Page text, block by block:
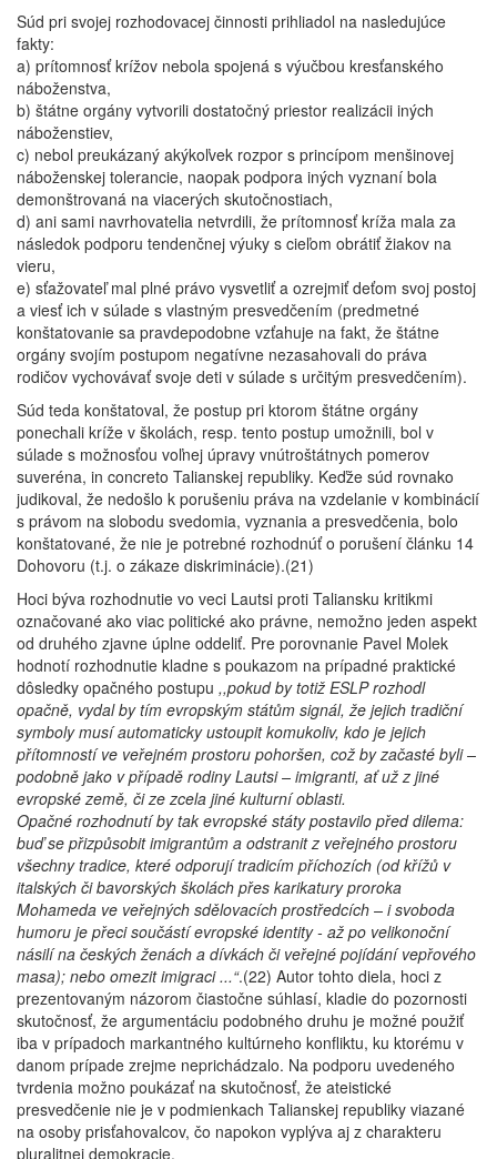
Súd pri svojej rozhodovacej činnosti prihliadol na nasledujúce
fakty:
a) prítomnosť krížov nebola spojená s výučbou kresťanského
náboženstva,
b) štátne orgány vytvorili dostatočný priestor realizácii iných
náboženstiev,
c) nebol preukázaný akýkoľvek rozpor s princípom menšinovej
náboženskej tolerancie, naopak podpora iných vyznaní bola
demonštrovaná na viacerých skutočnostiach,
d) ani sami navrhovatelia netvrdili, že prítomnosť kríža mala za
následok podporu tendenčnej výuky s cieľom obrátiť žiakov na
vieru,
e) sťažovateľ mal plné právo vysvetliť a ozrejmiť deťom svoj postoj
a viesť ich v súlade s vlastným presvedčením (predmetné
konštatovanie sa pravdepodobne vzťahuje na fakt, že štátne
orgány svojím postupom negatívne nezasahovali do práva
rodičov vychovávať svoje deti v súlade s určitým presvedčením).
Súd teda konštatoval, že postup pri ktorom štátne orgány
ponechali kríže v školách, resp. tento postup umožnili, bol v
súlade s možnosťou voľnej úpravy vnútroštátnych pomerov
suveréna, in concreto Talianskej republiky. Keďže súd rovnako
judikoval, že nedošlo k porušeniu práva na vzdelanie v kombinácií
s právom na slobodu svedomia, vyznania a presvedčenia, bolo
konštatované, že nie je potrebné rozhodnúť o porušení článku 14
Dohovoru (t.j. o zákaze diskriminácie).(21)
Hoci býva rozhodnutie vo veci Lautsi proti Taliansku kritikmi
označované ako viac politické ako právne, nemožno jeden aspekt
od druhého zjavne úplne oddeliť. Pre porovnanie Pavel Molek
hodnotí rozhodnutie kladne s poukazom na prípadné praktické
dôsledky opačného postupu ,,pokud by totiž ESLP rozhodl
opačně, vydal by tím evropským státům signál, že jejich tradiční
symboly musí automaticky ustoupit komukoliv, kdo je jejich
přítomností ve veřejném prostoru pohoršen, což by začasté byli –
podobně jako v případě rodiny Lautsi – imigranti, ať už z jiné
evropské země, či ze zcela jiné kulturní oblasti.
Opačné rozhodnutí by tak evropské státy postavilo před dilema:
buď se přizpůsobit imigrantům a odstranit z veřejného prostoru
všechny tradice, které odporují tradicím příchozích (od křížů v
italských či bavorských školách přes karikatury proroka
Mohameda ve veřejných sdělovacích prostředcích – i svoboda
humoru je přeci součástí evropské identity - až po velikonoční
násilí na českých ženách a dívkách či veřejné pojídání vepřového
masa); nebo omezit imigraci ...“.(22) Autor tohto diela, hoci z
prezentovaným názorom čiastočne súhlasí, kladie do pozornosti
skutočnosť, že argumentáciu podobného druhu je možné použiť
iba v prípadoch markantného kultúrneho konfliktu, ku ktorému v
danom prípade zrejme neprichádzalo. Na podporu uvedeného
tvrdenia možno poukázať na skutočnosť, že ateistické
presvedčenie nie je v podmienkach Talianskej republiky viazané
na osoby prisťahovalcov, čo napokon vyplýva aj z charakteru
pluralitnej demokracie.